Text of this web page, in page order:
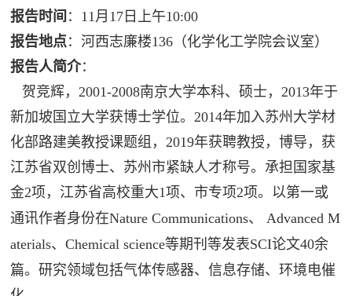
报告时间 ：11月17日上午10:00
报告地点：河西志廉楼136（化学化工学院会议室）
报告人简介：
贺竞辉， 2001-2008南京大学本科、硕士， 2013年于
新加坡国立大学获博士学位。 2014年加入苏州大学材
化部路建美教授课题组， 2019年获聘教授，博导，获
江苏省双创博士、苏州市紧缺人才称号。承担国家基
金2项，江苏省高校重大1项、市专项2项。 以第一或
通讯作者身份在Nature Communications、 Advanced M
aterials、Chemical science等期刊等发表SCI论文40余
篇。研究领域包括气体传感器、信息存储、环境电催